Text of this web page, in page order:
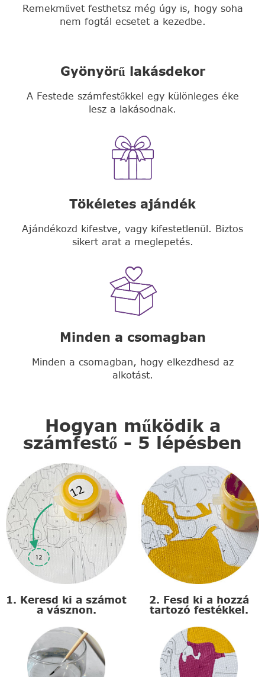
Remekművet festhetsz még úgy is, hogy soha
nem fogtál ecsetet a kezedbe.
Gyönyörű lakásdekor
A Festede számfestőkkel egy különleges éke
lesz a lakásodnak.
Tökéletes ajándék
Ajándékozd kifestve, vagy kifestetlenül. Biztos
sikert arat a meglepetés.
Minden a csomagban
Minden a csomagban, hogy elkezdhesd az
alkotást.
Hogyan működik a
számfestő - 5 lépésben
1. Keresd ki a számot
a vásznon.
2. Fesd ki a hozzá
tartozó festékkel.